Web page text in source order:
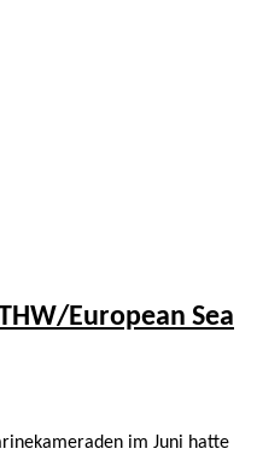
European Sea
im Juni hatte